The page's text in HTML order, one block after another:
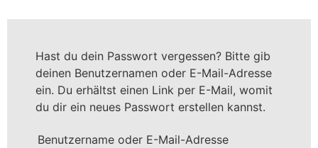
Hast du dein Passwort vergessen? Bitte gib
deinen Benutzernamen oder E-Mail-Adresse
ein. Du erhältst einen Link per E-Mail, womit
du dir ein neues Passwort erstellen kannst.
Benutzername oder E-Mail-Adresse